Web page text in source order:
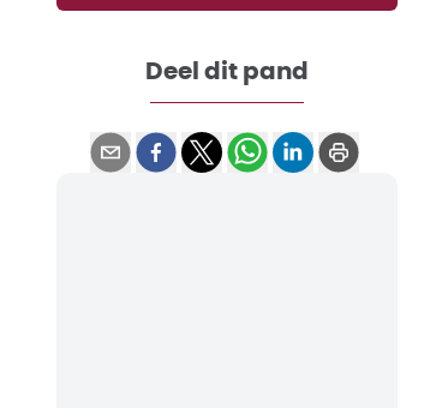
Deel dit pand